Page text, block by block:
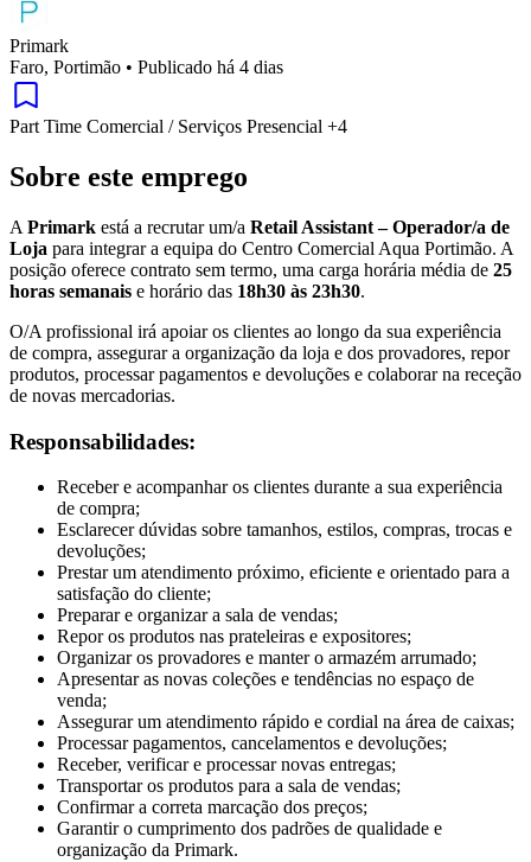
Primark
Faro, Portimão • Publicado há 4 dias
Part Time Comercial / Serviços Presencial +4
Sobre este emprego
A Primark está a recrutar um/a Retail Assistant – Operador/a de
Loja para integrar a equipa do Centro Comercial Aqua Portimão. A
posição oferece contrato sem termo, uma carga horária média de 25
horas semanais e horário das 18h30 às 23h30.
O/A profissional irá apoiar os clientes ao longo da sua experiência
de compra, assegurar a organização da loja e dos provadores, repor
produtos, processar pagamentos e devoluções e colaborar na receção
de novas mercadorias.
Responsabilidades:
Receber e acompanhar os clientes durante a sua experiência
de compra;
Esclarecer dúvidas sobre tamanhos, estilos, compras, trocas e
devoluções;
Prestar um atendimento próximo, eficiente e orientado para a
satisfação do cliente;
Preparar e organizar a sala de vendas;
Repor os produtos nas prateleiras e expositores;
Organizar os provadores e manter o armazém arrumado;
Apresentar as novas coleções e tendências no espaço de
venda;
Assegurar um atendimento rápido e cordial na área de caixas;
Processar pagamentos, cancelamentos e devoluções;
Receber, verificar e processar novas entregas;
Transportar os produtos para a sala de vendas;
Confirmar a correta marcação dos preços;
Garantir o cumprimento dos padrões de qualidade e
organização da Primark.